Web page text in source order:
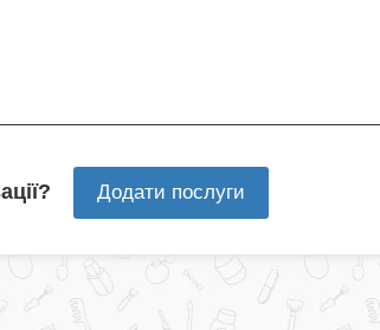
Додати послуги